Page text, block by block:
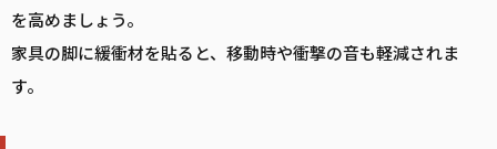
を高めましょう。
家具の脚に緩衝材を貼ると、移動時や衝撃の音も軽減されま
す。